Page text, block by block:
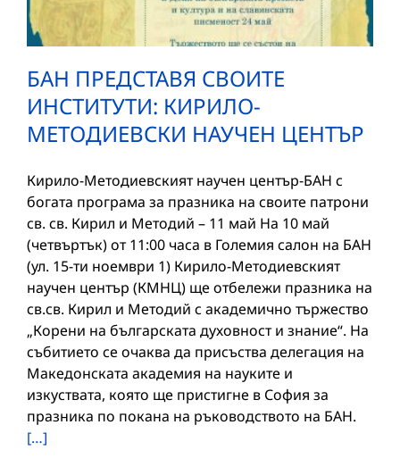
БАН ПРЕДСТАВЯ СВОИТЕ
ИНСТИТУТИ: КИРИЛО-
МЕТОДИЕВСКИ НАУЧЕН ЦЕНТЪР
Кирило-Методиевският научен център-БАН с
богата програма за празника на своите патрони
св. св. Кирил и Методий – 11 май На 10 май
(четвъртък) от 11:00 часа в Големия салон на БАН
(ул. 15-ти ноември 1) Кирило-Методиевският
научен център (КМНЦ) ще отбележи празника на
св.св. Кирил и Методий с академично тържество
„Корени на българската духовност и знание“. На
събитието се очаква да присъства делегация на
Македонската академия на науките и
изкуствата, която ще пристигне в София за
празника по покана на ръководството на БАН.
[…]